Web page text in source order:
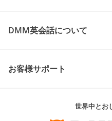
DMM英会話について
お客様サポート
世界中とお